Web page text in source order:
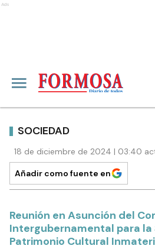
Ads
SOCIEDAD
18 de diciembre de 2024 | 03:40
Añadir como fuente en
Reunión en Asunción del
Intergubernamental para la
Patrimonio Cultural